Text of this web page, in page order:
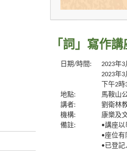
「詞」寫作
日期/時間:
2023年
2023年
下午2
地點:
馬鞍山
講者:
劉衛林
機構:
康樂及
備註:
•講座
•座位
•已登